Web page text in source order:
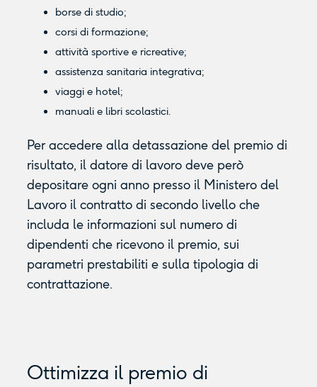
borse di studio;
corsi di formazione;
attività sportive e ricreative;
assistenza sanitaria integrativa;
viaggi e hotel;
manuali e libri scolastici.
Per accedere alla detassazione del premio di
risultato, il datore di lavoro deve però
depositare ogni anno presso il Ministero del
Lavoro il contratto di secondo livello che
includa le informazioni sul numero di
dipendenti che ricevono il premio, sui
parametri prestabiliti e sulla tipologia di
contrattazione.
Ottimizza il premio di